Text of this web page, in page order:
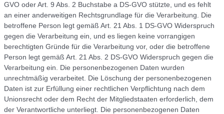
GVO oder Art. 9 Abs. 2 Buchstabe a DS-GVO stützte, und es fehlt
an einer anderweitigen Rechtsgrundlage für die Verarbeitung. Die
betroffene Person legt gemäß Art. 21 Abs. 1 DS-GVO Widerspruch
gegen die Verarbeitung ein, und es liegen keine vorrangigen
berechtigten Gründe für die Verarbeitung vor, oder die betroffene
Person legt gemäß Art. 21 Abs. 2 DS-GVO Widerspruch gegen die
Verarbeitung ein. Die personenbezogenen Daten wurden
unrechtmäßig verarbeitet. Die Löschung der personenbezogenen
Daten ist zur Erfüllung einer rechtlichen Verpflichtung nach dem
Unionsrecht oder dem Recht der Mitgliedstaaten erforderlich, dem
der Verantwortliche unterliegt. Die personenbezogenen Daten